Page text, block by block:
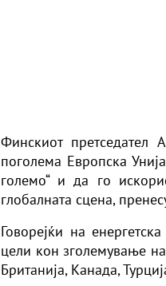
Финскиот претседател
поголема Европска
големо“ и да го
глобалната сцена,
Говорејќи на
цели кон зголемување
Британија, Канада,